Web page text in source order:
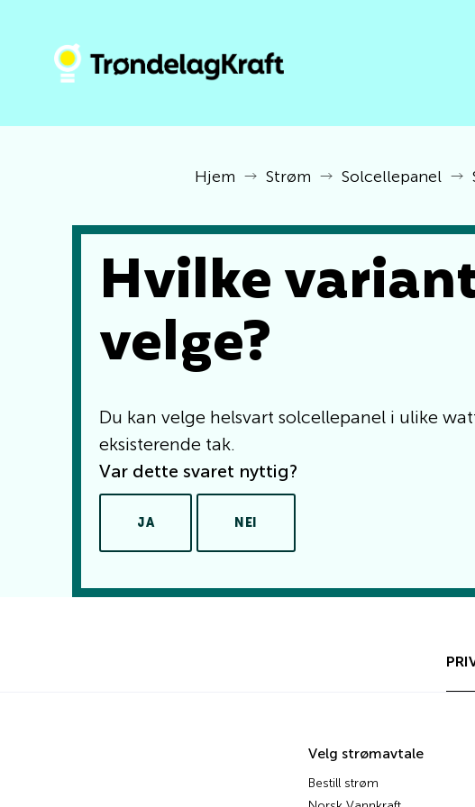
Hjem Strøm Solcellepanel
Hvilke
velge?
Du kan velge helsvart solcellepanel i ulike
eksisterende tak.
Var dette svaret nyttig?
JA NEI
Velg strømavtale
Bestill strøm